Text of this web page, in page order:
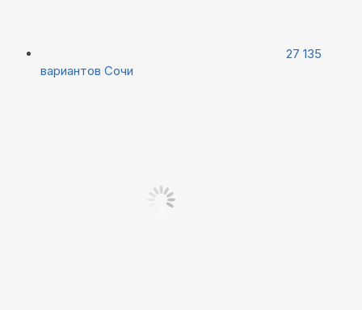
27 135
вариантов Сочи